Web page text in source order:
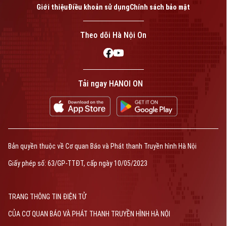
Giới thiệuĐiều khoản sử dụngChính sách bảo mật
Theo dõi Hà Nội On
Tải ngay HANOI ON
Bản quyền thuộc về Cơ quan Báo và Phát thanh Truyền hình Hà Nội
Giấy phép số: 63/GP-TTĐT, cấp ngày 10/05/2023
TRANG THÔNG TIN ĐIỆN TỬ
CỦA CƠ QUAN BÁO VÀ PHÁT THANH TRUYỀN HÌNH HÀ NỘI